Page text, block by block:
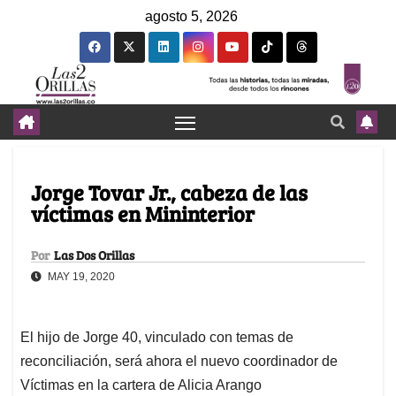
agosto 5, 2026
Jorge Tovar Jr., cabeza de las
víctimas en Mininterior
Por Las Dos Orillas
MAY 19, 2020
El hijo de Jorge 40, vinculado con temas de
reconciliación, será ahora el nuevo coordinador de
Víctimas en la cartera de Alicia Arango